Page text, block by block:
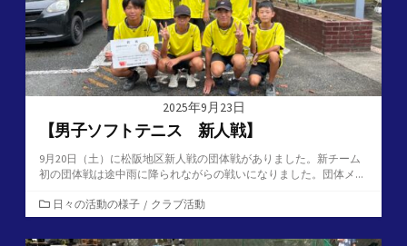
2025年9月23日
【男子ソフトテニス 新人戦】
9月20日（土）に松阪地区新人戦の団体戦がありました。新チーム
初の団体戦は途中雨に降られながらの戦いになりました。団体メ...
カ
テ
ゴ
日々の活動の様子 / クラブ活動